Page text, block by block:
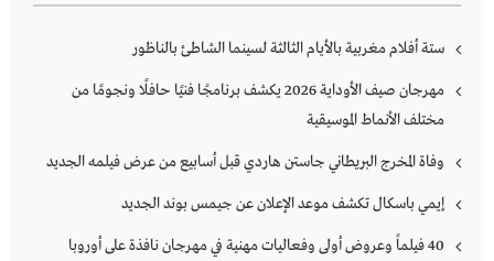
ستة أفلام مغربية بالأيام الثالثة لسينما الشاطئ بالناظور
مهرجان صيف الأوداية 2026 يكشف برنامجًا فنيًا حافلًا ونجومًا من
مختلف الأنماط الموسيقية
وفاة المخرج البريطاني جاستن هاردي قبل أسابيع من عرض فيلمه الجديد
إيمي باسكال تكشف موعد الإعلان عن جيمس بوند الجديد
40 فيلماً وعروض أولى وفعاليات مهنية في مهرجان نافذة على أوروبا